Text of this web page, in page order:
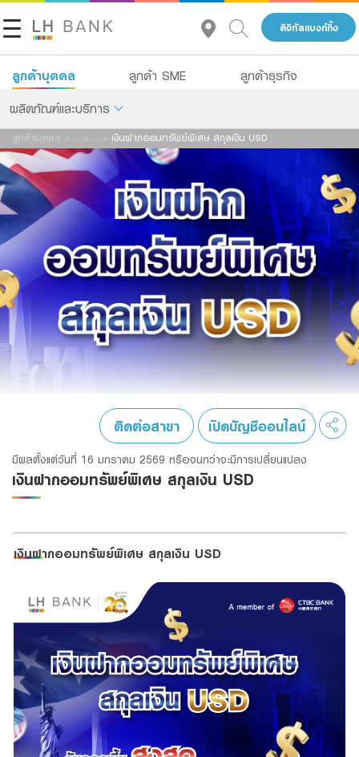
ดิจิทัลแบงก์กิ้ง
ลูกค้าบุคคล ลูกค้า SME ลูกค้าธุรกิจ
ผลิตภัณฑ์และบริการ
เกี่ยวกับเรา
นักลงทุนสัมพันธ์
ติดต่อเรา
กลุ่มธุรกิจทางการเงินแลนด์ แอนด์ เฮ้าส์
โทร 1327 TH EN
เงินฝาก
สินเชื่อ
ประกัน
การลงทุน
บริการ
ดิจิทัลแบงก์กิ้ง
Family Banking
ลูกค้าบุคคล > > > เงินฝากออมทรัพย์พิเศษ สกุลเงิน USD
ติดต่อสาขา เปิดบัญชีออนไลน์
มีผลตั้งแต่วันที่ 16 มกราคม 2569 หรือจนกว่าจะมีการเปลี่ยนแปลง
เงินฝากออมทรัพย์พิเศษ สกุลเงิน USD
เงินฝากออมทรัพย์พิเศษ สกุลเงิน USD